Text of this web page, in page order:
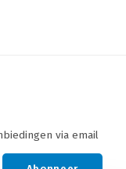
via email